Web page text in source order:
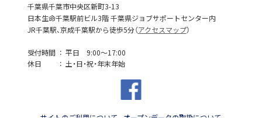
千葉県千葉市中央区新町3-13
日本生命千葉駅前ビル3階 千葉県ジョブサポートセンター内
JR千葉駅、京成千葉駅から徒歩5分（アクセスマップ）
受付時間
平日 9:00～17:00
休日
土・日・祝・年末年始